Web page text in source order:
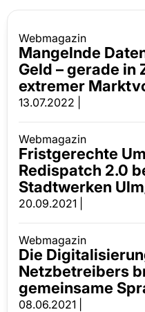
Webmagazin
Mangelnde
Geld – gerade in
extremer
13.07.2022 |
Webmagazin
Fristgerechte
Redispatch 2.0
Stadtwerken
20.09.2021 |
Webmagazin
​​​​​​​Die
Netzbetreibers
gemeinsame
08.06.2021 |